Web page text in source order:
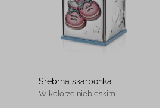
Srebrna skarbonka
W kolorze niebieskim